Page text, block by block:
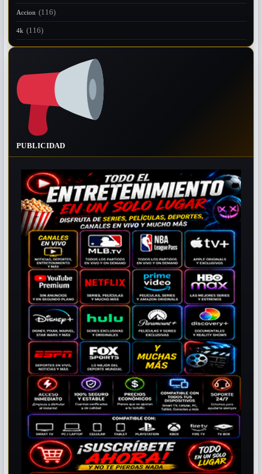
Accion (116)
4k (116)
PUBLICIDAD